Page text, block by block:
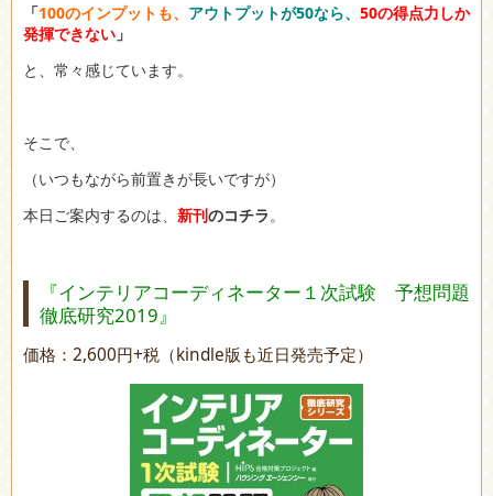
「100のインプットも、 アウトプットが50なら、 50の得点力しか
発揮できない 」
と、常々感じています。
そこで、
（いつもながら前置きが長いですが）
本日ご案内するのは、 新刊のコチラ 。
『インテリアコーディネーター１次試験 予想問題
徹底研究2019』
価格：2,600円+税（kindle版も近日発売予定）